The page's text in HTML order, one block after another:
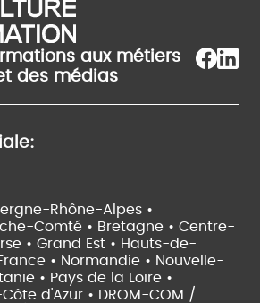
aux métiers
des médias
Rhône-Alpes •
Comté • Bretagne • Centre-
• Grand Est • Hauts-de-
• Normandie • Nouvelle-
• Pays de la Loire •
d'Azur • DROM-COM /